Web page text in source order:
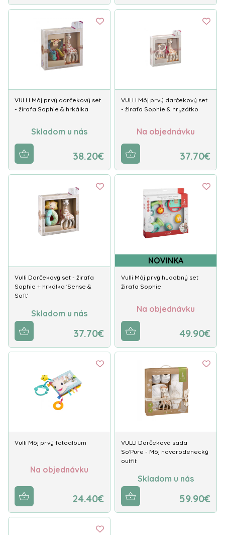
VULLI Môj prvý darčekový set
- žirafa Sophie & hrkálka
Skladom u nás
38.20€
VULLI Môj prvý darčekový set
- žirafa Sophie & hryzátko
Na objednávku
37.70€
Vulli Darčekový set - žirafa
Sophie + hrkálka 'Sense &
Soft'
Skladom u nás
37.70€
NOVINKA
Vulli Môj prvý hudobný set
žirafa Sophie
Na objednávku
49.90€
Vulli Môj prvý fotoalbum
Na objednávku
24.40€
VULLI Darčeková sada
So'Pure - Môj novorodenecký
outfit
Skladom u nás
59.90€